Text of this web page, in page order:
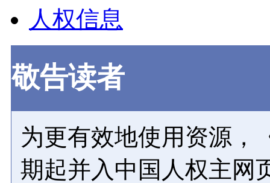
人权信息
敬告读者
为更有效地使用资源，
期起并入中国人权主网